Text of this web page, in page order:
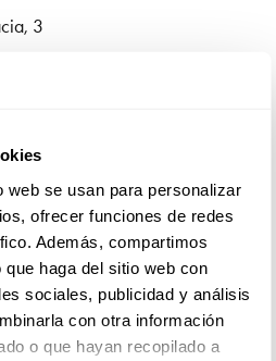
web se usan para personalizar
ofrecer funciones de redes
Además, compartimos
haga del sitio web con
sociales, publicidad y análisis
con otra información
o que hayan recopilado a
3